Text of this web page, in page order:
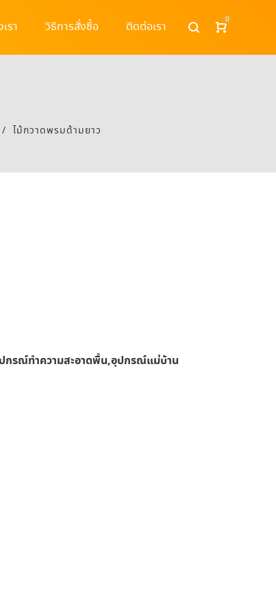
รา วิธีการสั่งซื้อ ติดต่อเรา
0
/ ไม้กวาดพรมด้ามยาว
กรณ์ทําความสะอาดพื้น,อุปกรณ์แม่บ้าน